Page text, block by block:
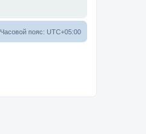
Часовой пояс: UTC+05:00